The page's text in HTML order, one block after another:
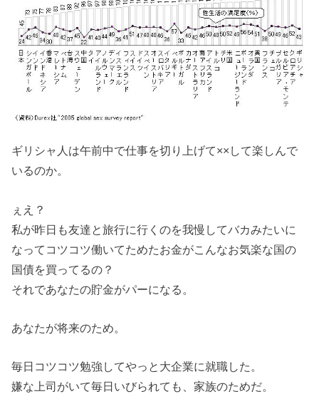
ギリシャ人は午前中で仕事を切り上げて××して楽しんで
いるのか。
ぇえ？
私が昨日も友達と旅行に行くのを我慢してバカみたいに
なってコツコツ働いてためたお金がこんなお気楽な国の
国債を買ってるの？
それであなたの貯金がパーになる。
あなたが将来のため。
毎日コツコツ勉強してやっと大企業に就職した。
嫌な上司がいて毎日いびられても、家族のためだ。